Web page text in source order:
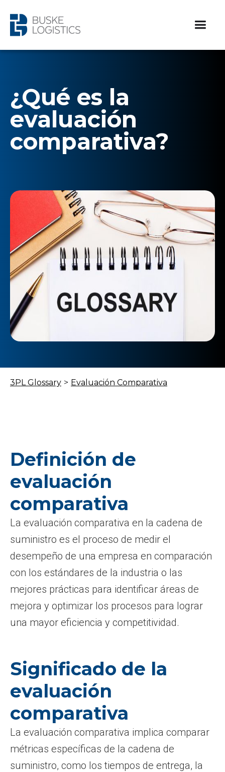
¿Qué es la
evaluación
comparativa?
3PL Glossary > Evaluación Comparativa
Definición de
evaluación
comparativa
La evaluación comparativa en la cadena de
suministro es el proceso de medir el
desempeño de una empresa en comparación
con los estándares de la industria o las
mejores prácticas para identificar áreas de
mejora y optimizar los procesos para lograr
una mayor eficiencia y competitividad.
Significado de la
evaluación
comparativa
La evaluación comparativa implica comparar
métricas específicas de la cadena de
suministro, como los tiempos de entrega, la